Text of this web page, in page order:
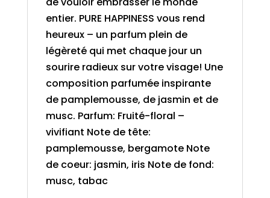
entier. PURE HAPPINESS vous rend
heureux – un parfum plein de
légèreté qui met chaque jour un
sourire radieux sur votre visage! Une
composition parfumée inspirante
de pamplemousse, de jasmin et de
musc. Parfum: Fruité-floral –
vivifiant Note de tête:
pamplemousse, bergamote Note
de coeur: jasmin, iris Note de fond:
musc, tabac